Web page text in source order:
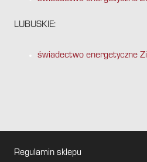
LUBUSKIE:
świadectwo energetyczne
Regulamin sklepu